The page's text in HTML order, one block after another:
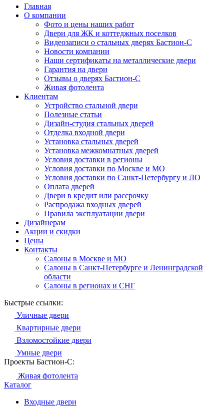
Главная
О компании
Фото и цены наших работ
Двери для ЖК и коттеджных поселков
Видеозаписи о стальных дверях Бастион-С
Новости компании
Наши сертификаты на металлические двери
Гарантия на двери
Отзывы о дверях Бастион-С
Живая фотолента
Клиентам
Устройство стальной двери
Полезные статьи
Дизайн-студия стальных дверей
Отделка входной двери
Установка стальных дверей
Установка межкомнатных дверей
Условия доставки в регионы
Условия доставки по Москве и МО
Условия доставки по Санкт-Петербургу и ЛО
Оплата дверей
Двери в кредит или рассрочку
Распродажа входных дверей
Правила эксплуатации двери
Дизайнерам
Акции и скидки
Цены
Контакты
Салоны в Москве и МО
Салоны в Санкт-Петербурге и Ленинградской
области
Салоны в регионах и СНГ
Быстрые ссылки:
Уличные двери
Квартирные двери
Взломостойкие двери
Умные двери
Проекты Бастион-С:
Живая фотолента
Каталог
Входные двери